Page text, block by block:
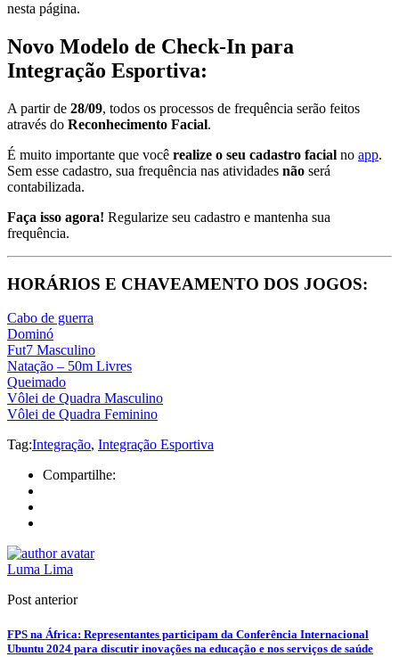
nesta página.
Novo Modelo de Check-In para
Integração Esportiva:
A partir de 28/09, todos os processos de frequência serão feitos
através do Reconhecimento Facial.
É muito importante que você realize o seu cadastro facial no app.
Sem esse cadastro, sua frequência nas atividades não será
contabilizada.
Faça isso agora! Regularize seu cadastro e mantenha sua
frequência.
HORÁRIOS E CHAVEAMENTO DOS JOGOS:
Cabo de guerra
Dominó
Fut7 Masculino
Natação – 50m Livres
Queimado
Vôlei de Quadra Masculino
Vôlei de Quadra Feminino
Tag:Integração, Integração Esportiva
Compartilhe:
Luma Lima
Post anterior
FPS na África: Representantes participam da Conferência Internacional
Ubuntu 2024 para discutir inovações na educação e nos serviços de saúde